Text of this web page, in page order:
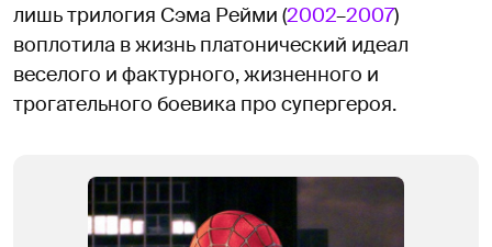
лишь трилогия Сэма Рейми (2002–2007)
воплотила в жизнь платонический идеал
веселого и фактурного, жизненного и
трогательного боевика про супергероя.